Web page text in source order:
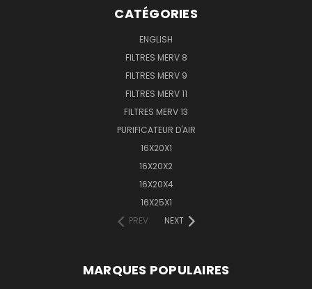
CATÉGORIES
ENGLISH
FILTRES MERV 8
FILTRES MERV 9
FILTRES MERV 11
FILTRES MERV 13
PURIFICATEUR D'AIR
16X20X1
16X20X2
16X20X4
16X25X1
PREV
NEXT
MARQUES POPULAIRES